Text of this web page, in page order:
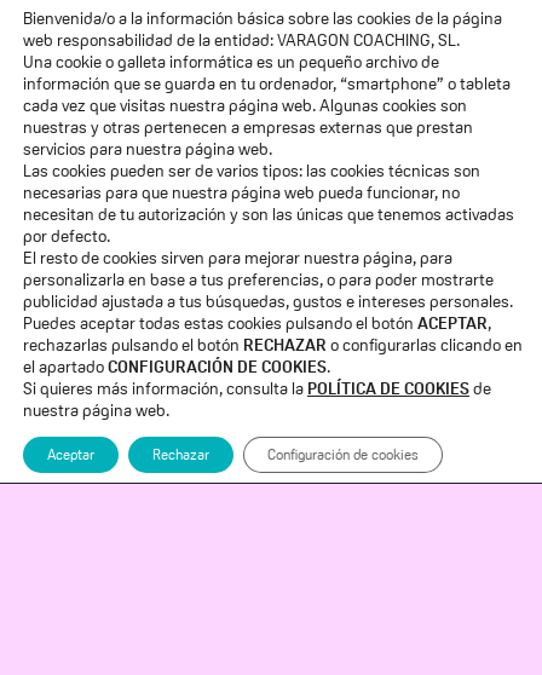
ACCESO ALUMNOS
Quiénes Somos
Voces de Eleva
Formaciones
Blog
Membresía «El Salto»
Suscribete a mi email
Bienvenida/o a la información básica sobre las cookies de la página
web responsabilidad de la entidad: VARAGON COACHING, SL.
Una cookie o galleta informática es un pequeño archivo de
información que se guarda en tu ordenador, “smartphone” o tableta
cada vez que visitas nuestra página web. Algunas cookies son
nuestras y otras pertenecen a empresas externas que prestan
servicios para nuestra página web.
Las cookies pueden ser de varios tipos: las cookies técnicas son
necesarias para que nuestra página web pueda funcionar, no
necesitan de tu autorización y son las únicas que tenemos activadas
por defecto.
El resto de cookies sirven para mejorar nuestra página, para
personalizarla en base a tus preferencias, o para poder mostrarte
publicidad ajustada a tus búsquedas, gustos e intereses personales.
Puedes aceptar todas estas cookies pulsando el botón ACEPTAR,
rechazarlas pulsando el botón RECHAZAR o configurarlas clicando en
el apartadoCONFIGURACIÓN DE COOKIES.
Si quieres más información, consulta la POLÍTICA DE COOKIESde
nuestra página web.
Aceptar Rechazar Configuración de cookies